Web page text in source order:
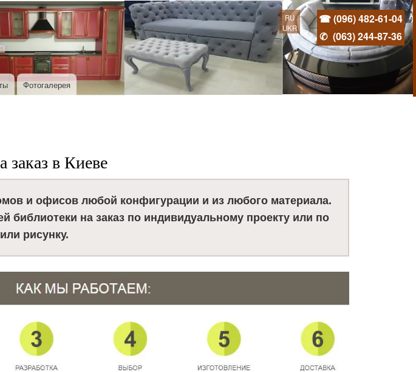
Перейти к основному содержанию
☎ (096) 482-61-04
✆ (063) 244-87-36
RU
UKR
Фотогалерея
заказ в Киеве
и офисов любой конфигурации и из любого материала.
библиотеки на заказ по индивидуальному проекту или по
рисунку.